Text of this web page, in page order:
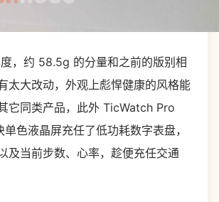
，约 58.5g 的分量和之前的版别相
太大改动，外观上彪悍健康的风格能
它同类产品，此外 TicWatch Pro
色液晶屏充任了低功耗数字表盘，
及当前步数、心率，趁便充任交通